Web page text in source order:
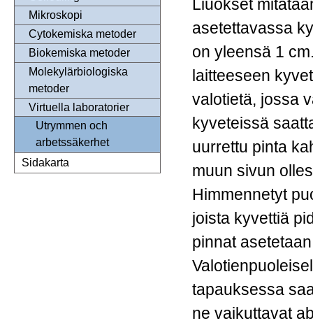
Mikroskopi
Cytokemiska metoder
Biokemiska metoder
Molekylärbiologiska
metoder
Virtuella laboratorier
Utrymmen och
arbetssäkerhet
Sidakarta
Liuokset
asetettavassa
on yleensä 1
laitteeseen
valotietä, jossa
kyveteissä
uurrettu pinta
muun sivun
Himmennetyt
joista kyvettiä
pinnat
tapauksessa
ne vaikuttavat